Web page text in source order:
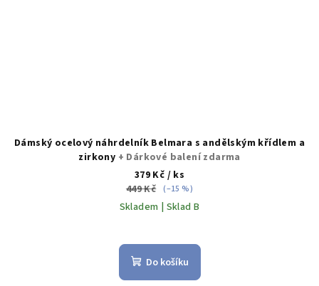
Dámský ocelový náhrdelník Belmara s andělským křídlem a
zirkony + Dárkové balení zdarma
379 Kč / ks
449 Kč (–15 %)
Skladem | Sklad B
Do košíku